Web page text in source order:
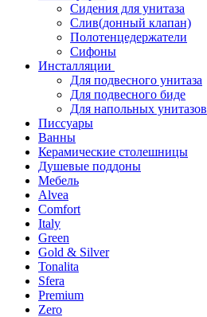
Сидения для унитаза
Слив(донный клапан)
Полотенцедержатели
Сифоны
Инсталляции
Для подвесного унитаза
Для подвесного биде
Для напольных унитазов
Писсуары
Ванны
Керамические столешницы
Душевые поддоны
Мебель
Alvea
Comfort
Italy
Green
Gold & Silver
Tonalita
Sfera
Premium
Zero